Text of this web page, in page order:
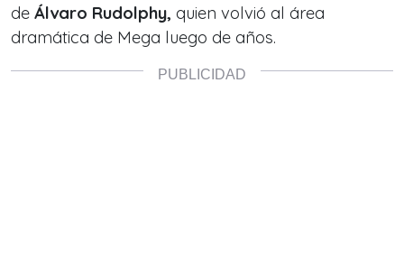
de Álvaro Rudolphy, quien volvió al área
dramática de Mega luego de años.